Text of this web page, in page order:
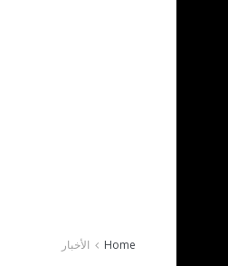
Home الأخبار